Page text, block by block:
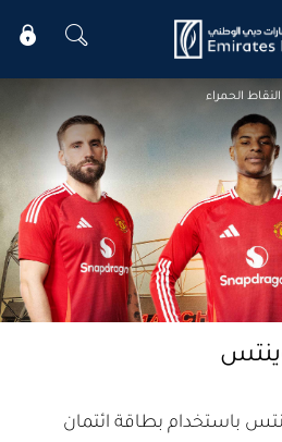
الحمراء
باستخدام بطاقة ائتمان